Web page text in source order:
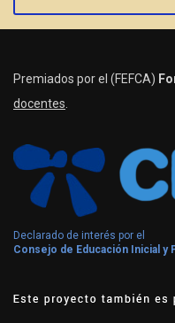
Premiados por el (FEFCA)
docentes
Declarado de interés por el
Consejo de Educación Inicial y